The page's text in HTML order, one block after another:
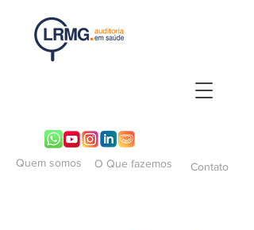
Quem somos O Que fazemos Contato